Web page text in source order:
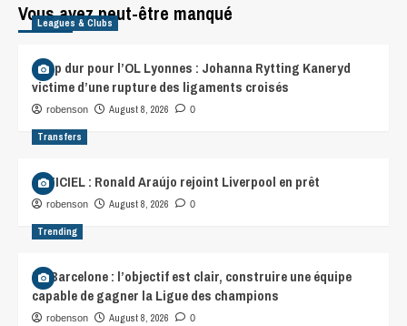
Vous avez peut-être manqué
Leagues & Clubs
Coup dur pour l’OL Lyonnes : Johanna Rytting Kaneryd
victime d’une rupture des ligaments croisés
robenson August 8, 2026 0
Transfers
OFFICIEL : Ronald Araújo rejoint Liverpool en prêt
robenson August 8, 2026 0
Trending
FC Barcelone : l’objectif est clair, construire une équipe
capable de gagner la Ligue des champions
robenson August 8, 2026 0